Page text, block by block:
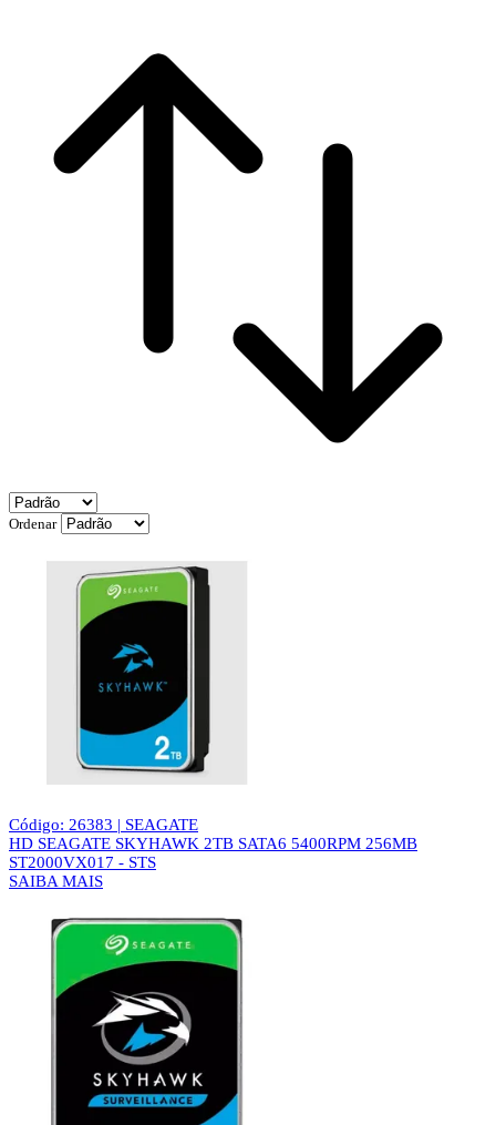
Ordenar
Código: 26383 | SEAGATE
HD SEAGATE SKYHAWK 2TB SATA6 5400RPM 256MB
ST2000VX017 - STS
SAIBA MAIS